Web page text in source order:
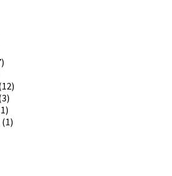
(1)